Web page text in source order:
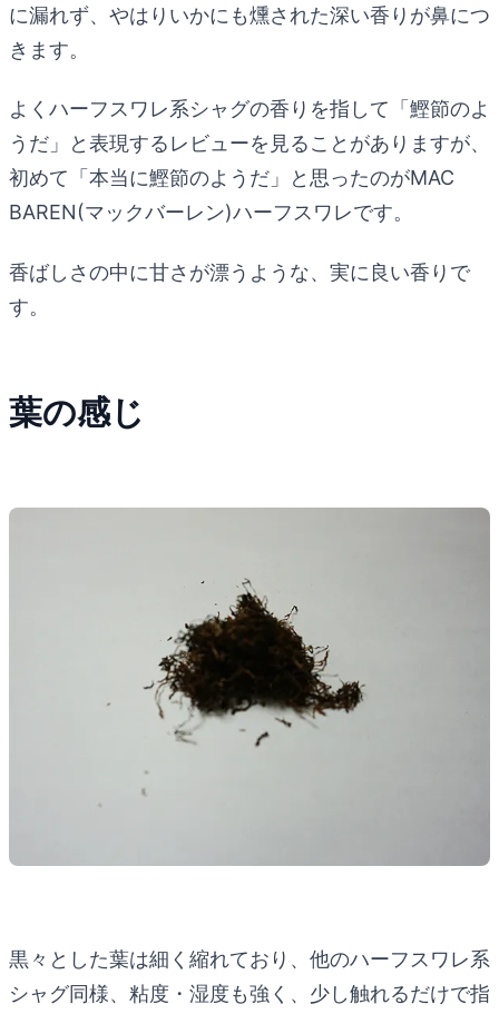
に漏れず、やはりいかにも燻された深い香りが鼻につ
きます。
よくハーフスワレ系シャグの香りを指して「鰹節のよ
うだ」と表現するレビューを見ることがありますが、
初めて「本当に鰹節のようだ」と思ったのがMAC
BAREN(マックバーレン)ハーフスワレです。
香ばしさの中に甘さが漂うような、実に良い香りで
す。
葉の感じ
黒々とした葉は細く縮れており、他のハーフスワレ系
シャグ同様、粘度・湿度も強く、少し触れるだけで指